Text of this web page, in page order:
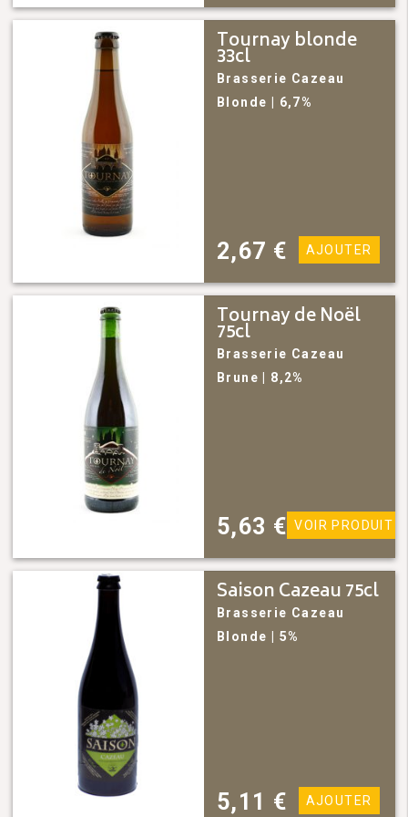
Tournay blonde
33cl
Brasserie Cazeau
Blonde
| 6,7%
2,67 € AJOUTER
Tournay de Noël
75cl
Brasserie Cazeau
Brune
| 8,2%
5,63 € VOIR PRODUIT
Saison Cazeau 75cl
Brasserie Cazeau
Blonde
| 5%
5,11 € AJOUTER